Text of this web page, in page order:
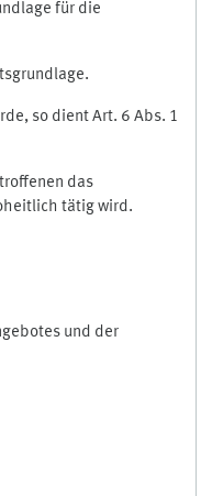
für die
so dient Art. 6 Abs. 1
das
tätig wird.
und der